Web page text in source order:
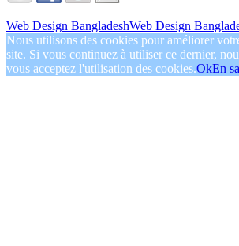
Web Design BangladeshWeb Design
Nous utilisons des cookies pour améliorer
site. Si vous continuez à utiliser ce dernier,
vous acceptez l'utilisation des cookies.OkEn